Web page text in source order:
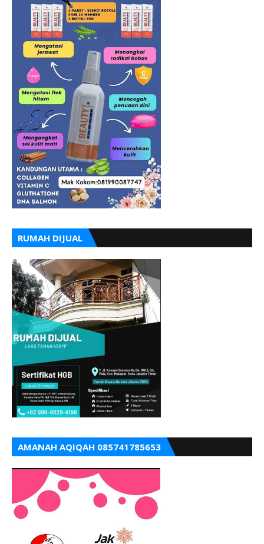
RUMAH DIJUAL
AMANAH AQIQAH 085741785653